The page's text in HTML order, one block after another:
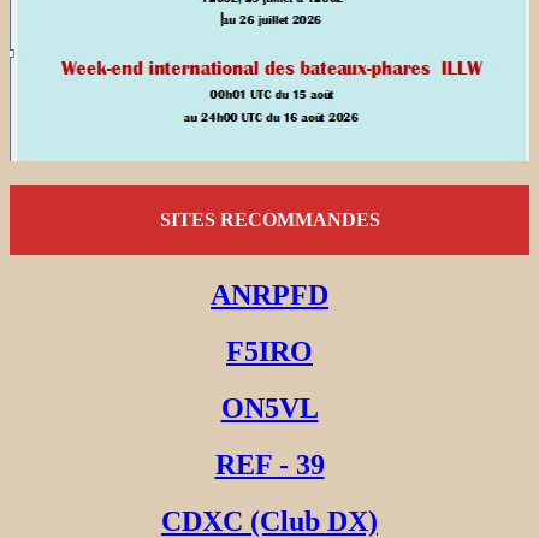
SITES RECOMMANDES
ANRPFD
F5IRO
ON5VL
REF - 39
CDXC (Club DX)